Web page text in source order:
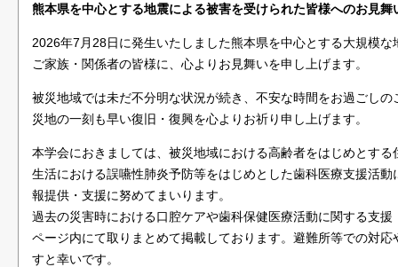
熊本県を中心とする地震による被害を受けられた皆様へのお見舞
2026年7月28日に発生いたしました熊本県を中心とする大規模
ご家族・関係者の皆様に、心よりお見舞いを申し上げます。
被災地域では未だ不分明な状況が続き、不安な時間をお過ごし
災地の一刻も早い復旧・復興を心よりお祈り申し上げます。
本学会におきましては、被災地域における高齢者をはじめとす
生活における誤嚥性肺炎予防等をはじめとした歯科医療支援活
報提供・支援に努めてまいります。
過去の災害時における口腔ケアや歯科保健医療活動に関する支
ページ内にて取りまとめて掲載しております。避難所等での対
すと幸いです。